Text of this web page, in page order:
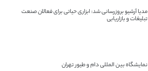
مدیا آرشیو بروزرسانی شد: ابزاری حیاتی برای فعالان صنعت
تبلیغات و بازاریابی
نمایشگاه بین المللی دام و طیور تهران